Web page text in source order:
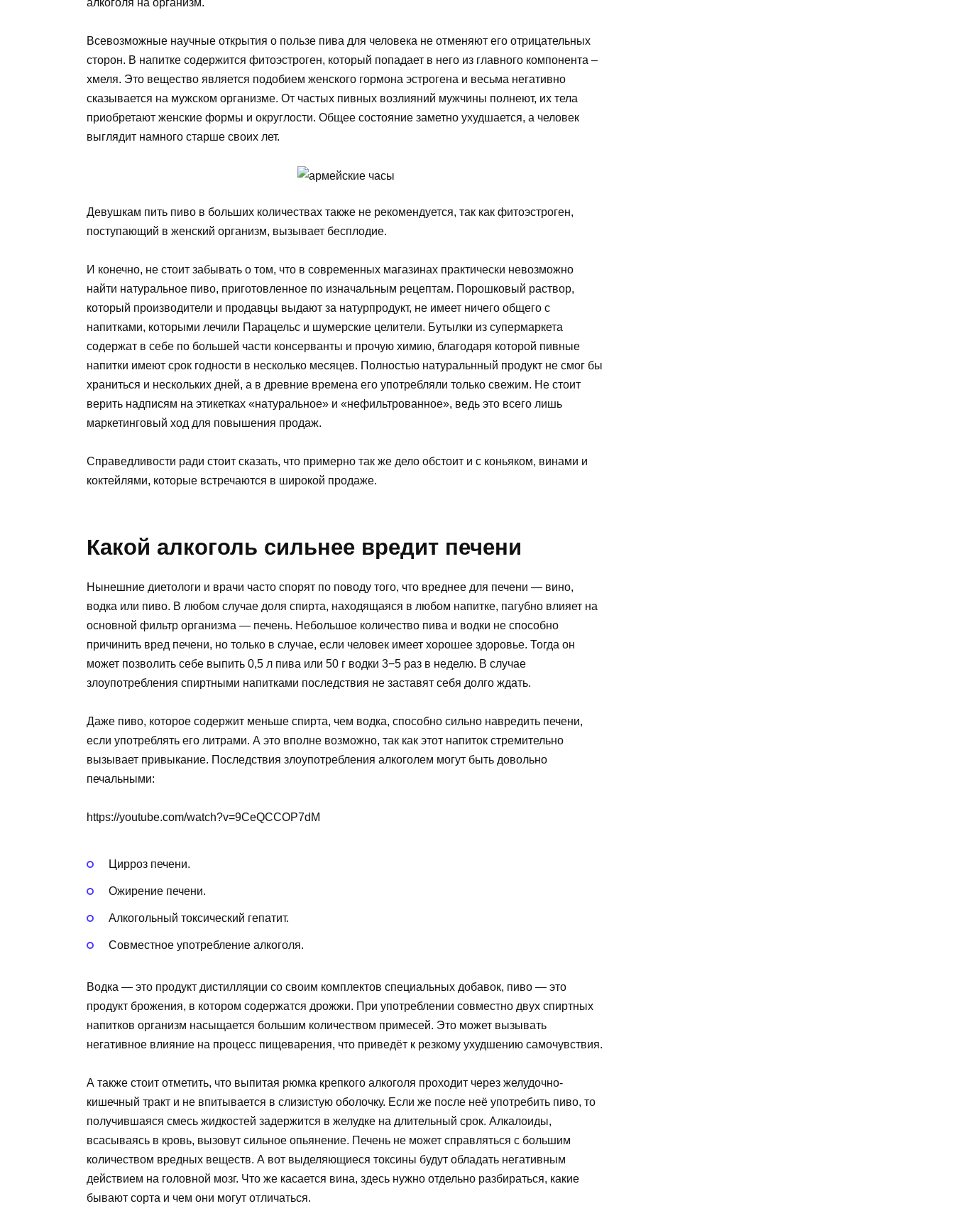
алкоголя на организм.
Всевозможные научные открытия о пользе пива для человека не отменяют его отрицательных
сторон. В напитке содержится фитоэстроген, который попадает в него из главного компонента –
хмеля. Это вещество является подобием женского гормона эстрогена и весьма негативно
сказывается на мужском организме. От частых пивных возлияний мужчины полнеют, их тела
приобретают женские формы и округлости. Общее состояние заметно ухудшается, а человек
выглядит намного старше своих лет.
Девушкам пить пиво в больших количествах также не рекомендуется, так как фитоэстроген,
поступающий в женский организм, вызывает бесплодие.
И конечно, не стоит забывать о том, что в современных магазинах практически невозможно
найти натуральное пиво, приготовленное по изначальным рецептам. Порошковый раствор,
который производители и продавцы выдают за натурпродукт, не имеет ничего общего с
напитками, которыми лечили Парацельс и шумерские целители. Бутылки из супермаркета
содержат в себе по большей части консерванты и прочую химию, благодаря которой пивные
напитки имеют срок годности в несколько месяцев. Полностью натуральнный продукт не смог бы
храниться и нескольких дней, а в древние времена его употребляли только свежим. Не стоит
верить надписям на этикетках «натуральное» и «нефильтрованное», ведь это всего лишь
маркетинговый ход для повышения продаж.
Справедливости ради стоит сказать, что примерно так же дело обстоит и с коньяком, винами и
коктейлями, которые встречаются в широкой продаже.
Какой алкоголь сильнее вредит печени
Нынешние диетологи и врачи часто спорят по поводу того, что вреднее для печени — вино,
водка или пиво. В любом случае доля спирта, находящаяся в любом напитке, пагубно влияет на
основной фильтр организма — печень. Небольшое количество пива и водки не способно
причинить вред печени, но только в случае, если человек имеет хорошее здоровье. Тогда он
может позволить себе выпить 0,5 л пива или 50 г водки 3−5 раз в неделю. В случае
злоупотребления спиртными напитками последствия не заставят себя долго ждать.
Даже пиво, которое содержит меньше спирта, чем водка, способно сильно навредить печени,
если употреблять его литрами. А это вполне возможно, так как этот напиток стремительно
вызывает привыкание. Последствия злоупотребления алкоголем могут быть довольно
печальными:
https://youtube.com/watch?v=9CeQCCOP7dM
Цирроз печени.
Ожирение печени.
Алкогольный токсический гепатит.
Совместное употребление алкоголя.
Водка — это продукт дистилляции со своим комплектов специальных добавок, пиво — это
продукт брожения, в котором содержатся дрожжи. При употреблении совместно двух спиртных
напитков организм насыщается большим количеством примесей. Это может вызывать
негативное влияние на процесс пищеварения, что приведёт к резкому ухудшению самочувствия.
А также стоит отметить, что выпитая рюмка крепкого алкоголя проходит через желудочно-
кишечный тракт и не впитывается в слизистую оболочку. Если же после неё употребить пиво, то
получившаяся смесь жидкостей задержится в желудке на длительный срок. Алкалоиды,
всасываясь в кровь, вызовут сильное опьянение. Печень не может справляться с большим
количеством вредных веществ. А вот выделяющиеся токсины будут обладать негативным
действием на головной мозг. Что же касается вина, здесь нужно отдельно разбираться, какие
бывают сорта и чем они могут отличаться.